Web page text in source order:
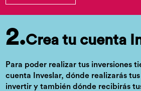
2.Crea tu cuenta
Para poder realizar tus inversiones
cuenta Inveslar, dónde realizarás
invertir y también dónde recibirás